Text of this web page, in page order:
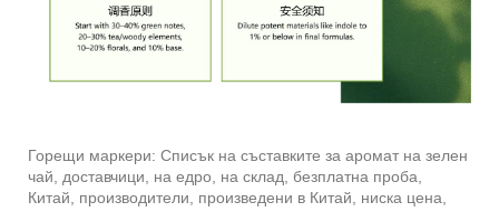
Горещи маркери: Списък на съставките за аромат на зелен
чай, доставчици, на едро, на склад, безплатна проба,
Китай, производители, произведени в Китай, ниска цена,